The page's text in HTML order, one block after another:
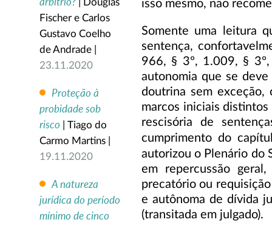
| Douglas
Fischer e Carlos
Gustavo Coelho
de Andrade |
23.11.2020
Proteção à
probidade sob
risco | Tiago do
Carmo Martins |
19.11.2020
A natureza
jurídica do período
mínimo de cinco
isso mesmo, não
Somente uma leitura
sentença,
966, § 3º, 1.009, §
autonomia que se
doutrina sem exceção,
marcos iniciais distintos
rescisória de
cumprimento do
autorizou o Plenário do
em repercussão
precatório ou
e autônoma de dívida
(transitada em julgado).